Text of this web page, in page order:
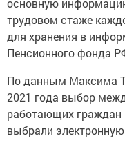
трудовом стаже
для хранения в
Пенсионного фонда
По данным Максима
2021 года выбор
работающих граждан
выбрали электронную